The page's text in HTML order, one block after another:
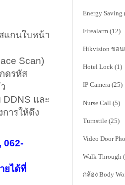
แกนใบหน้า
Scan)
ดรหัส
DDNS และ
ารให้ดึง
062-
ยได้ที่
Energy Saving
Firealarm (12)
Hikvision ขอ
Hotel Lock (1)
IP Camera (25)
Nurse Call (5)
Turnstile (25)
Video Door
Walk Through
กล้อง Body